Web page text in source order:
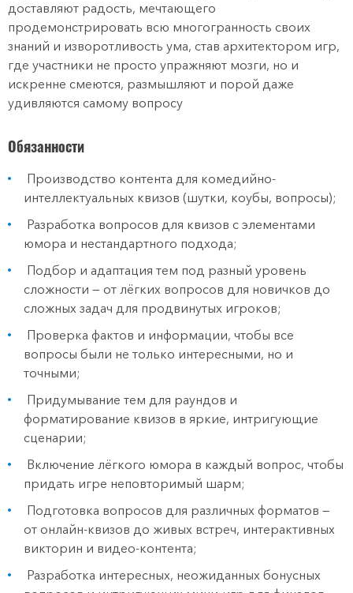
доставляют радость, мечтающего
продемонстрировать всю многогранность своих
знаний и изворотливость ума, став архитектором игр,
где участники не просто упражняют мозги, но и
искренне смеются, размышляют и порой даже
удивляются самому вопросу
Обязанности
Производство контента для комедийно-
интеллектуальных квизов (шутки, коубы, вопросы);
Разработка вопросов для квизов с элементами
юмора и нестандартного подхода;
Подбор и адаптация тем под разный уровень
сложности — от лёгких вопросов для новичков до
сложных задач для продвинутых игроков;
Проверка фактов и информации, чтобы все
вопросы были не только интересными, но и
точными;
Придумывание тем для раундов и
форматирование квизов в яркие, интригующие
сценарии;
Включение лёгкого юмора в каждый вопрос, чтобы
придать игре неповторимый шарм;
Подготовка вопросов для различных форматов —
от онлайн-квизов до живых встреч, интерактивных
викторин и видео-контента;
Разработка интересных, неожиданных бонусных